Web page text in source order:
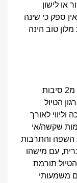
או לישון
ספק כי שינה
טוב הינה
בסופו של יום אנשים לוקחים טיול מאורגן מ2 סיבות
הטיול
לאורך
שקשה/אי
השפה והתרבות
עם מישהו
תורמת
משמעותי